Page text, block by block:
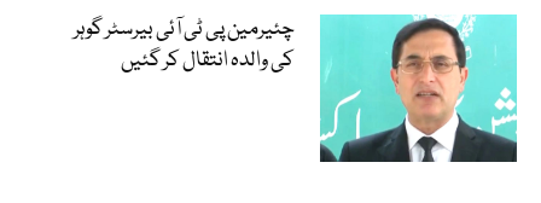
چئیرمین پی ٹی آئی بیرسٹر گوہر
کی والدہ انتقال کر گئیں